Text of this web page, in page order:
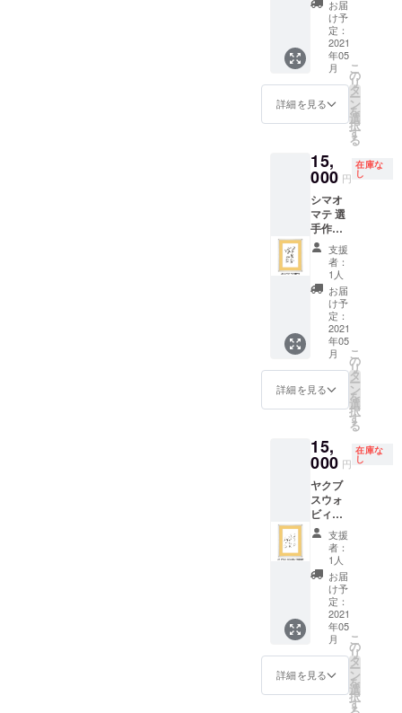
台」額
入り
お届
け予
定：
2021
年05
月
詳細を見る
こ
の
リ
タ
ー
ン
を
選
択
す
る
15,
000 円
在庫な
し
シマオ
マテ 選
手作
「スタ
ンディ
ング仙
台」額
入り
支援
者：
1人
お届
け予
定：
2021
年05
月
詳細を見る
こ
の
リ
タ
ー
ン
を
選
択
す
る
15,
000 円
在庫な
し
ヤクブ
スウォ
ビィク
選手作
「スタ
ンディ
ング仙
台」額
入り
支援
者：
1人
お届
け予
定：
2021
年05
月
詳細を見る
こ
の
リ
タ
ー
ン
を
選
択
す